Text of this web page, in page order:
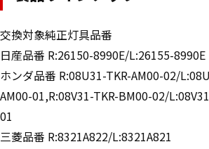
交換対象純正灯具品番
日産品番 R:26150-8990E/L:26155-8990E
ホンダ品番 R:08U31-TKR-AM00-02/
AM00-01,R:08V31-TKR-BM00-02/
01
三菱品番 R:8321A822/L:8321A821